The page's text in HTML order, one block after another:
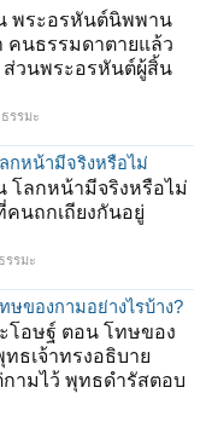
พระอรหันต์นิพพาน
คนธรรมดาตายแล้ว
ส่วนพระอรหันต์ผู้สิ้น
รรมะ
กหน้ามีจริงหรือไม่
โลกหน้ามีจริงหรือไม่
นถกเถียงกันอยู่
รรมะ
ของกามอย่างไรบ้าง?
โอษฐ์ ตอน โทษของ
ธเจ้าทรงอธิบาย
กามไว้ พุทธดำรัสตอบ